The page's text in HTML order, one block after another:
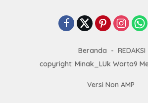
Beranda
REDAKSI
copyright: Minak_LUk Warta9
Versi Non AMP